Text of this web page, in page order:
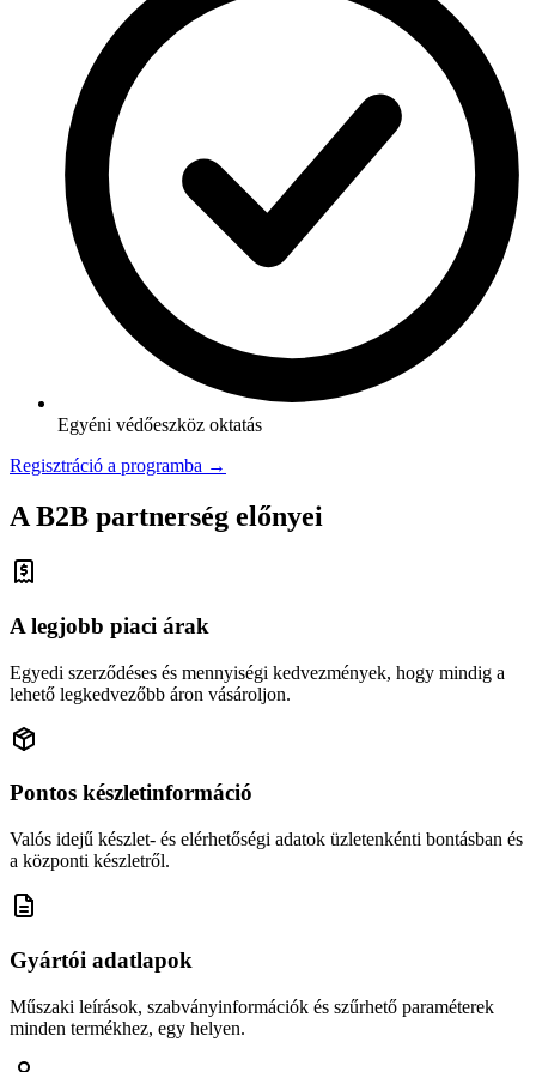
Egyéni védőeszköz oktatás
Regisztráció a programba →
A B2B partnerség előnyei
A legjobb piaci árak
Egyedi szerződéses és mennyiségi kedvezmények, hogy mindig a
lehető legkedvezőbb áron vásároljon.
Pontos készletinformáció
Valós idejű készlet- és elérhetőségi adatok üzletenkénti bontásban és
a központi készletről.
Gyártói adatlapok
Műszaki leírások, szabványinformációk és szűrhető paraméterek
minden termékhez, egy helyen.